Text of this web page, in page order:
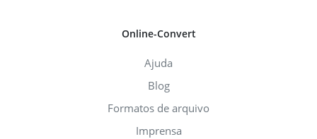
Online-Convert
Ajuda
Blog
Formatos de arquivo
Imprensa